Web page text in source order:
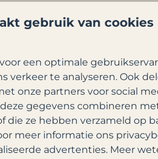
en een mooie badkamer is
gebruik van cookies
een optimale
verkeer te analyseren. Ook
onze partners voor social
gegevens combineren
die ze hebben verzameld op
meer informatie ons
advertenties. Meer